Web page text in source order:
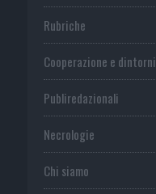
Rubriche
Cooperazione e dintorni
Publiredazionali
Necrologie
Chi siamo